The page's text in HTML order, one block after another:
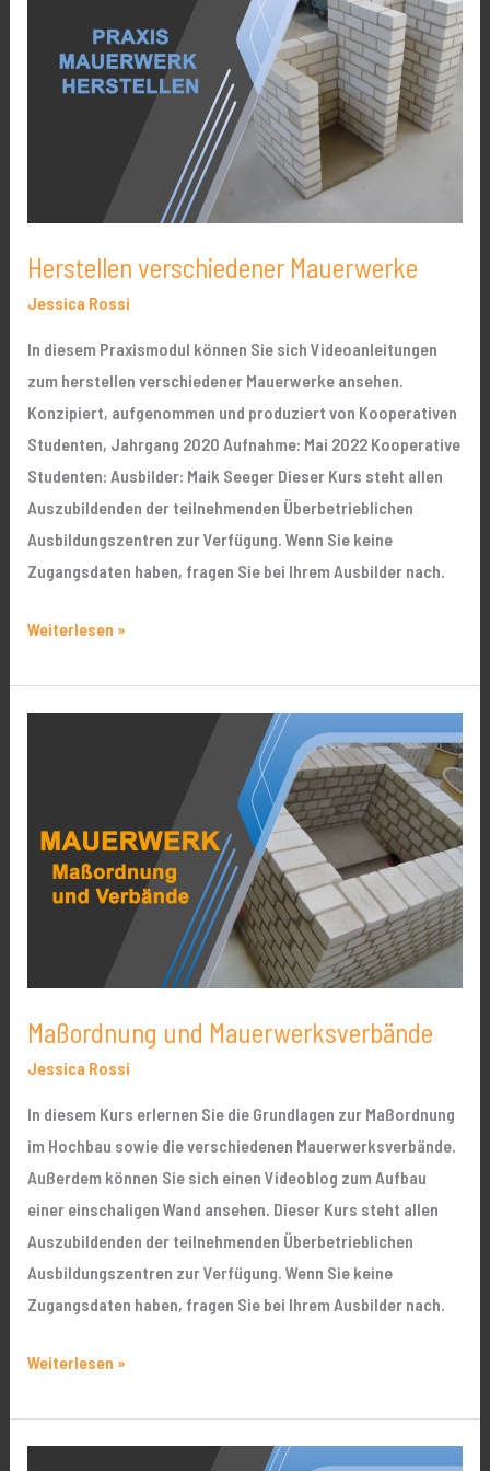
Herstellen verschiedener Mauerwerke
Jessica Rossi
In diesem Praxismodul können Sie sich Videoanleitungen
zum herstellen verschiedener Mauerwerke ansehen.
Konzipiert, aufgenommen und produziert von Kooperativen
Studenten, Jahrgang 2020 Aufnahme: Mai 2022 Kooperative
Studenten: Ausbilder: Maik Seeger Dieser Kurs steht allen
Auszubildenden der teilnehmenden Überbetrieblichen
Ausbildungszentren zur Verfügung. Wenn Sie keine
Zugangsdaten haben, fragen Sie bei Ihrem Ausbilder nach.
Mauerwerke
Weiterlesen »
Maßordnung und Mauerwerksverbände
Jessica Rossi
In diesem Kurs erlernen Sie die Grundlagen zur Maßordnung
im Hochbau sowie die verschiedenen Mauerwerksverbände.
Außerdem können Sie sich einen Videoblog zum Aufbau
einer einschaligen Wand ansehen. Dieser Kurs steht allen
Auszubildenden der teilnehmenden Überbetrieblichen
Ausbildungszentren zur Verfügung. Wenn Sie keine
Zugangsdaten haben, fragen Sie bei Ihrem Ausbilder nach.
Weiterlesen »